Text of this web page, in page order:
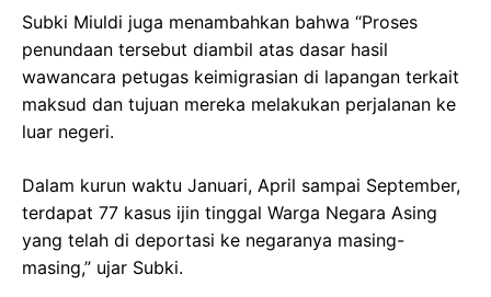
Subki Miuldi juga menambahkan bahwa “Proses
penundaan tersebut diambil atas dasar hasil
wawancara petugas keimigrasian di lapangan terkait
maksud dan tujuan mereka melakukan perjalanan ke
luar negeri.
Dalam kurun waktu Januari, April sampai September,
terdapat 77 kasus ijin tinggal Warga Negara Asing
yang telah di deportasi ke negaranya masing-
masing,” ujar Subki.